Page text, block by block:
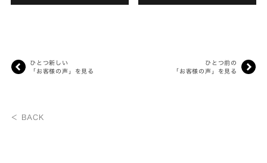
ました。
ひとつ新しい
「お客様の声」を見る
ひとつ前の
「お客様の声」を見る
＜ BACK